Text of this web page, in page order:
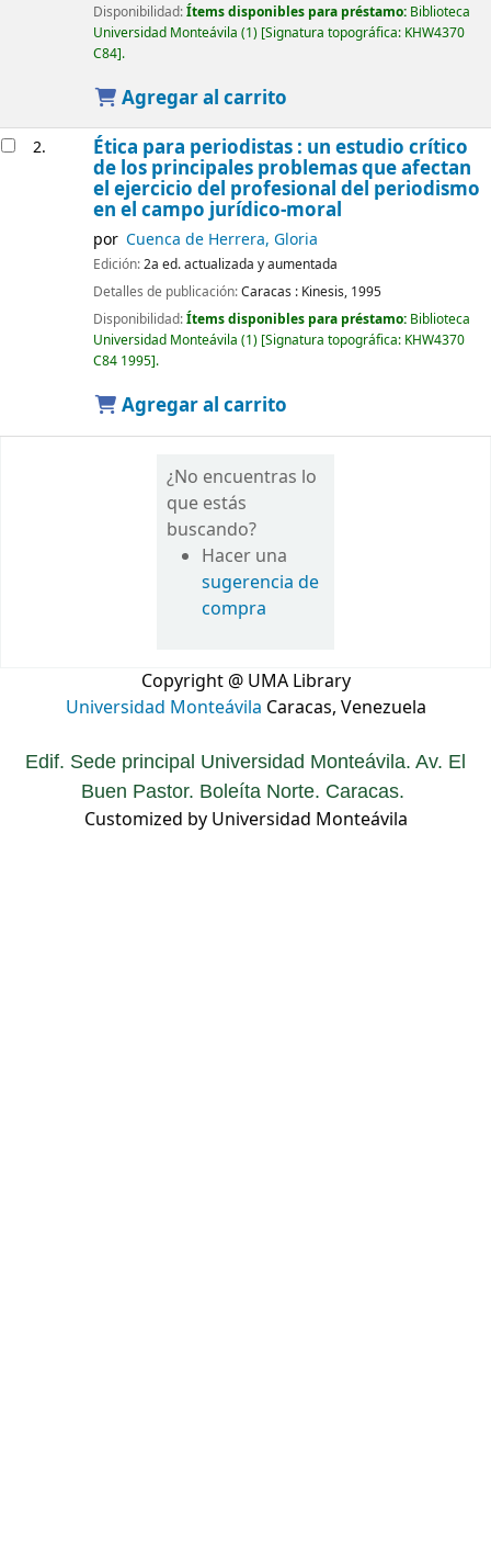
Disponibilidad:Ítems disponibles para préstamo: Biblioteca
Universidad Monteávila (1) Signatura topográfica: KHW4370
C84 .
Agregar al carrito
2. Ética para periodistas : un estudio crítico
de los principales problemas que afectan
el ejercicio del profesional del periodismo
en el campo jurídico-moral
por Cuenca de Herrera, Gloria
Edición:2a ed. actualizada y aumentada
Detalles de publicación:Caracas : Kinesis, 1995
Disponibilidad:Ítems disponibles para préstamo: Biblioteca
Universidad Monteávila (1) Signatura topográfica: KHW4370
C84 1995 .
Agregar al carrito
¿No encuentras lo
que estás
buscando?
Hacer una
sugerencia de
compra
Copyright @ UMA Library
Universidad Monteávila Caracas, Venezuela
Edif. Sede principal Universidad Monteávila. Av. El
Buen Pastor. Boleíta Norte. Caracas.
Customized by Universidad Monteávila